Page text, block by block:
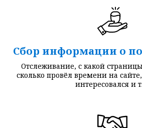
Сбор информации о
Отслеживание, с какой
сколько провёл времени на
интересовался и